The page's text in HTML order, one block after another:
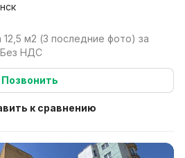
м2 (3 последние фото) за
НДС
Позвонить
к сравнению